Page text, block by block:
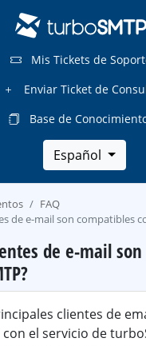
Mis Tickets de
Enviar Ticket de
Base de
Español
FAQ
de e-mail son compatibles
de e-mail
clientes de
el servicio de